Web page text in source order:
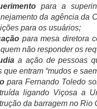
para a
da agência da
para os usuários;
para mesa diretora
não responder os
a ação de pessoas
que entram “mudos e
para Fernando Toledo
ligando Viçosa a
da barragem no Rio